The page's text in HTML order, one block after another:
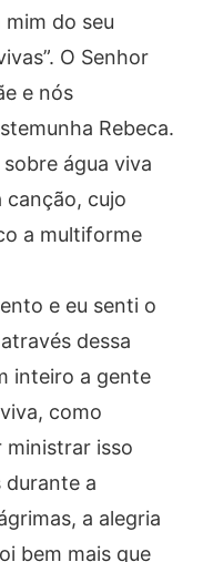
mim do seu
O Senhor
e nós
Rebeca.
água viva
canção, cujo
a multiforme
e eu senti o
dessa
inteiro a gente
como
ministrar isso
durante a
a alegria
bem mais que